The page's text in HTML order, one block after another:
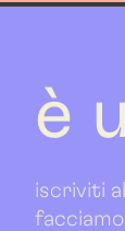
è
iscriviti